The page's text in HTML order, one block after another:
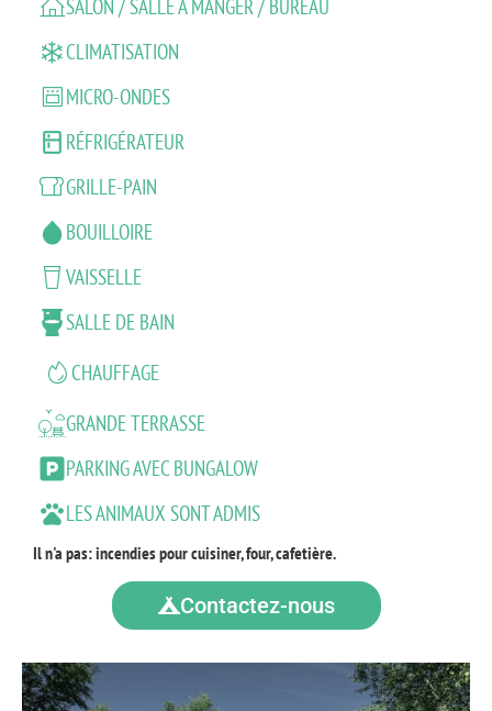
SALON / SALLE À MANGER / BUREAU
CLIMATISATION
MICRO-ONDES
RÉFRIGÉRATEUR
GRILLE-PAIN
BOUILLOIRE
VAISSELLE
SALLE DE BAIN
CHAUFFAGE
GRANDE TERRASSE
PARKING AVEC BUNGALOW
LES ANIMAUX SONT ADMIS
Il n'a pas: incendies pour cuisiner, four, cafetière.
Contactez-nous